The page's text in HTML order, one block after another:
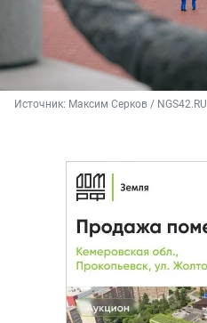
Источник: Максим Серков / NGS42.RU